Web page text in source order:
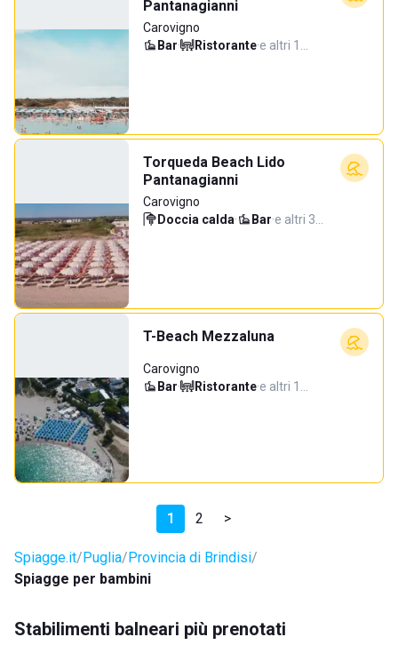
Pantanagianni
Carovigno
Bar· Ristorante·e altri 1…
Torqueda Beach Lido
Pantanagianni
Carovigno
Doccia calda· Bar·e altri 3…
T-Beach Mezzaluna
Carovigno
Bar· Ristorante·e altri 1…
1 2 >
Spiagge.it Puglia Provincia di Brindisi
Spiagge per bambini
Stabilimenti balneari più prenotati